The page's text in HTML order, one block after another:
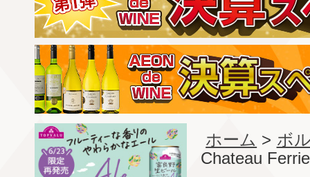
ホーム > ボ
Chateau